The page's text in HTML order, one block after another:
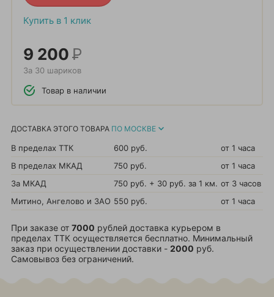
Купить в 1 клик
9 200Р
За 30 шариков
Товар в наличии
ДОСТАВКА ЭТОГО ТОВАРА ПО МОСКВЕ
В пределах ТТК 600 руб.
от 1 часа
В пределах МКАД
750 руб.
от 1 часа
За МКАД
750 руб. + 30 руб. за 1 км. от 3 часов
Митино, Ангелово и ЗАО 550 руб. от 1 часа
При заказе от 7000 рублей доставка курьером в
пределах ТТК осуществляется бесплатно. Минимальный
заказ при осуществлении доставки - 2000 руб.
Самовывоз без ограничений.